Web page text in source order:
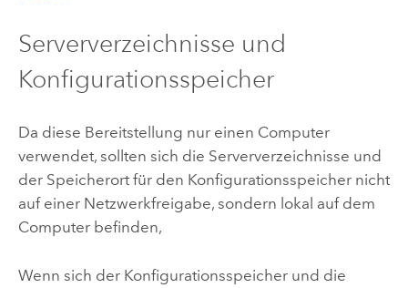
Serververzeichnisse und
Konfigurationsspeicher
Da diese Bereitstellung nur einen Computer
verwendet, sollten sich die Serververzeichnisse und
der Speicherort für den Konfigurationsspeicher nicht
auf einer Netzwerkfreigabe, sondern lokal auf dem
Computer befinden,
Wenn sich der Konfigurationsspeicher und die